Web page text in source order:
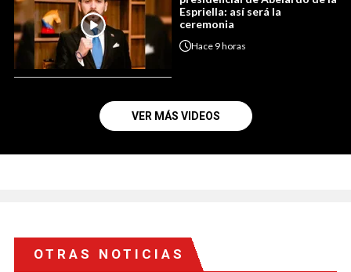
Espriella: así será la
ceremonia
Hace 9 horas
VER MÁS VIDEOS
OTRAS NOTICIAS